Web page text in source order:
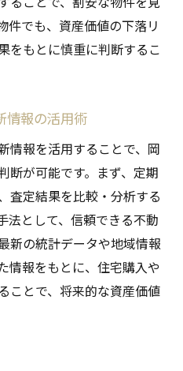
件でも、資産価値の下落リ
をもとに慎重に判断するこ
情報の活用術
情報を活用することで、岡
断が可能です。まず、定期
査定結果を比較・分析する
法として、信頼できる不動
新の統計データや地域情報
情報をもとに、住宅購入や
ことで、将来的な資産価値